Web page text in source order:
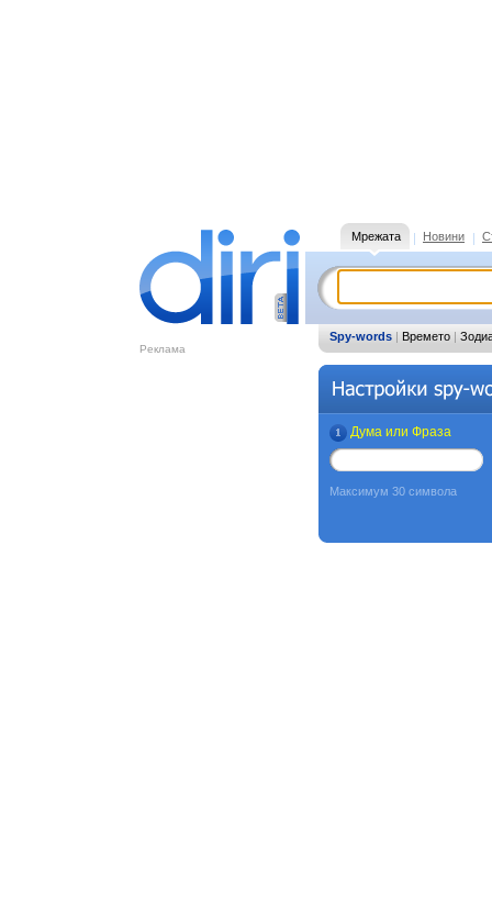
Реклама
Мрежата Новини
Spy-words | Времето |
Дума или Фраза
Максимум 30 символа